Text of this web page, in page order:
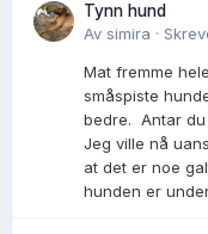
Tynn hund
Av simira ·
Mat fremme
småspiste
bedre. Antar
Jeg ville nå
at det er noe
hunden er